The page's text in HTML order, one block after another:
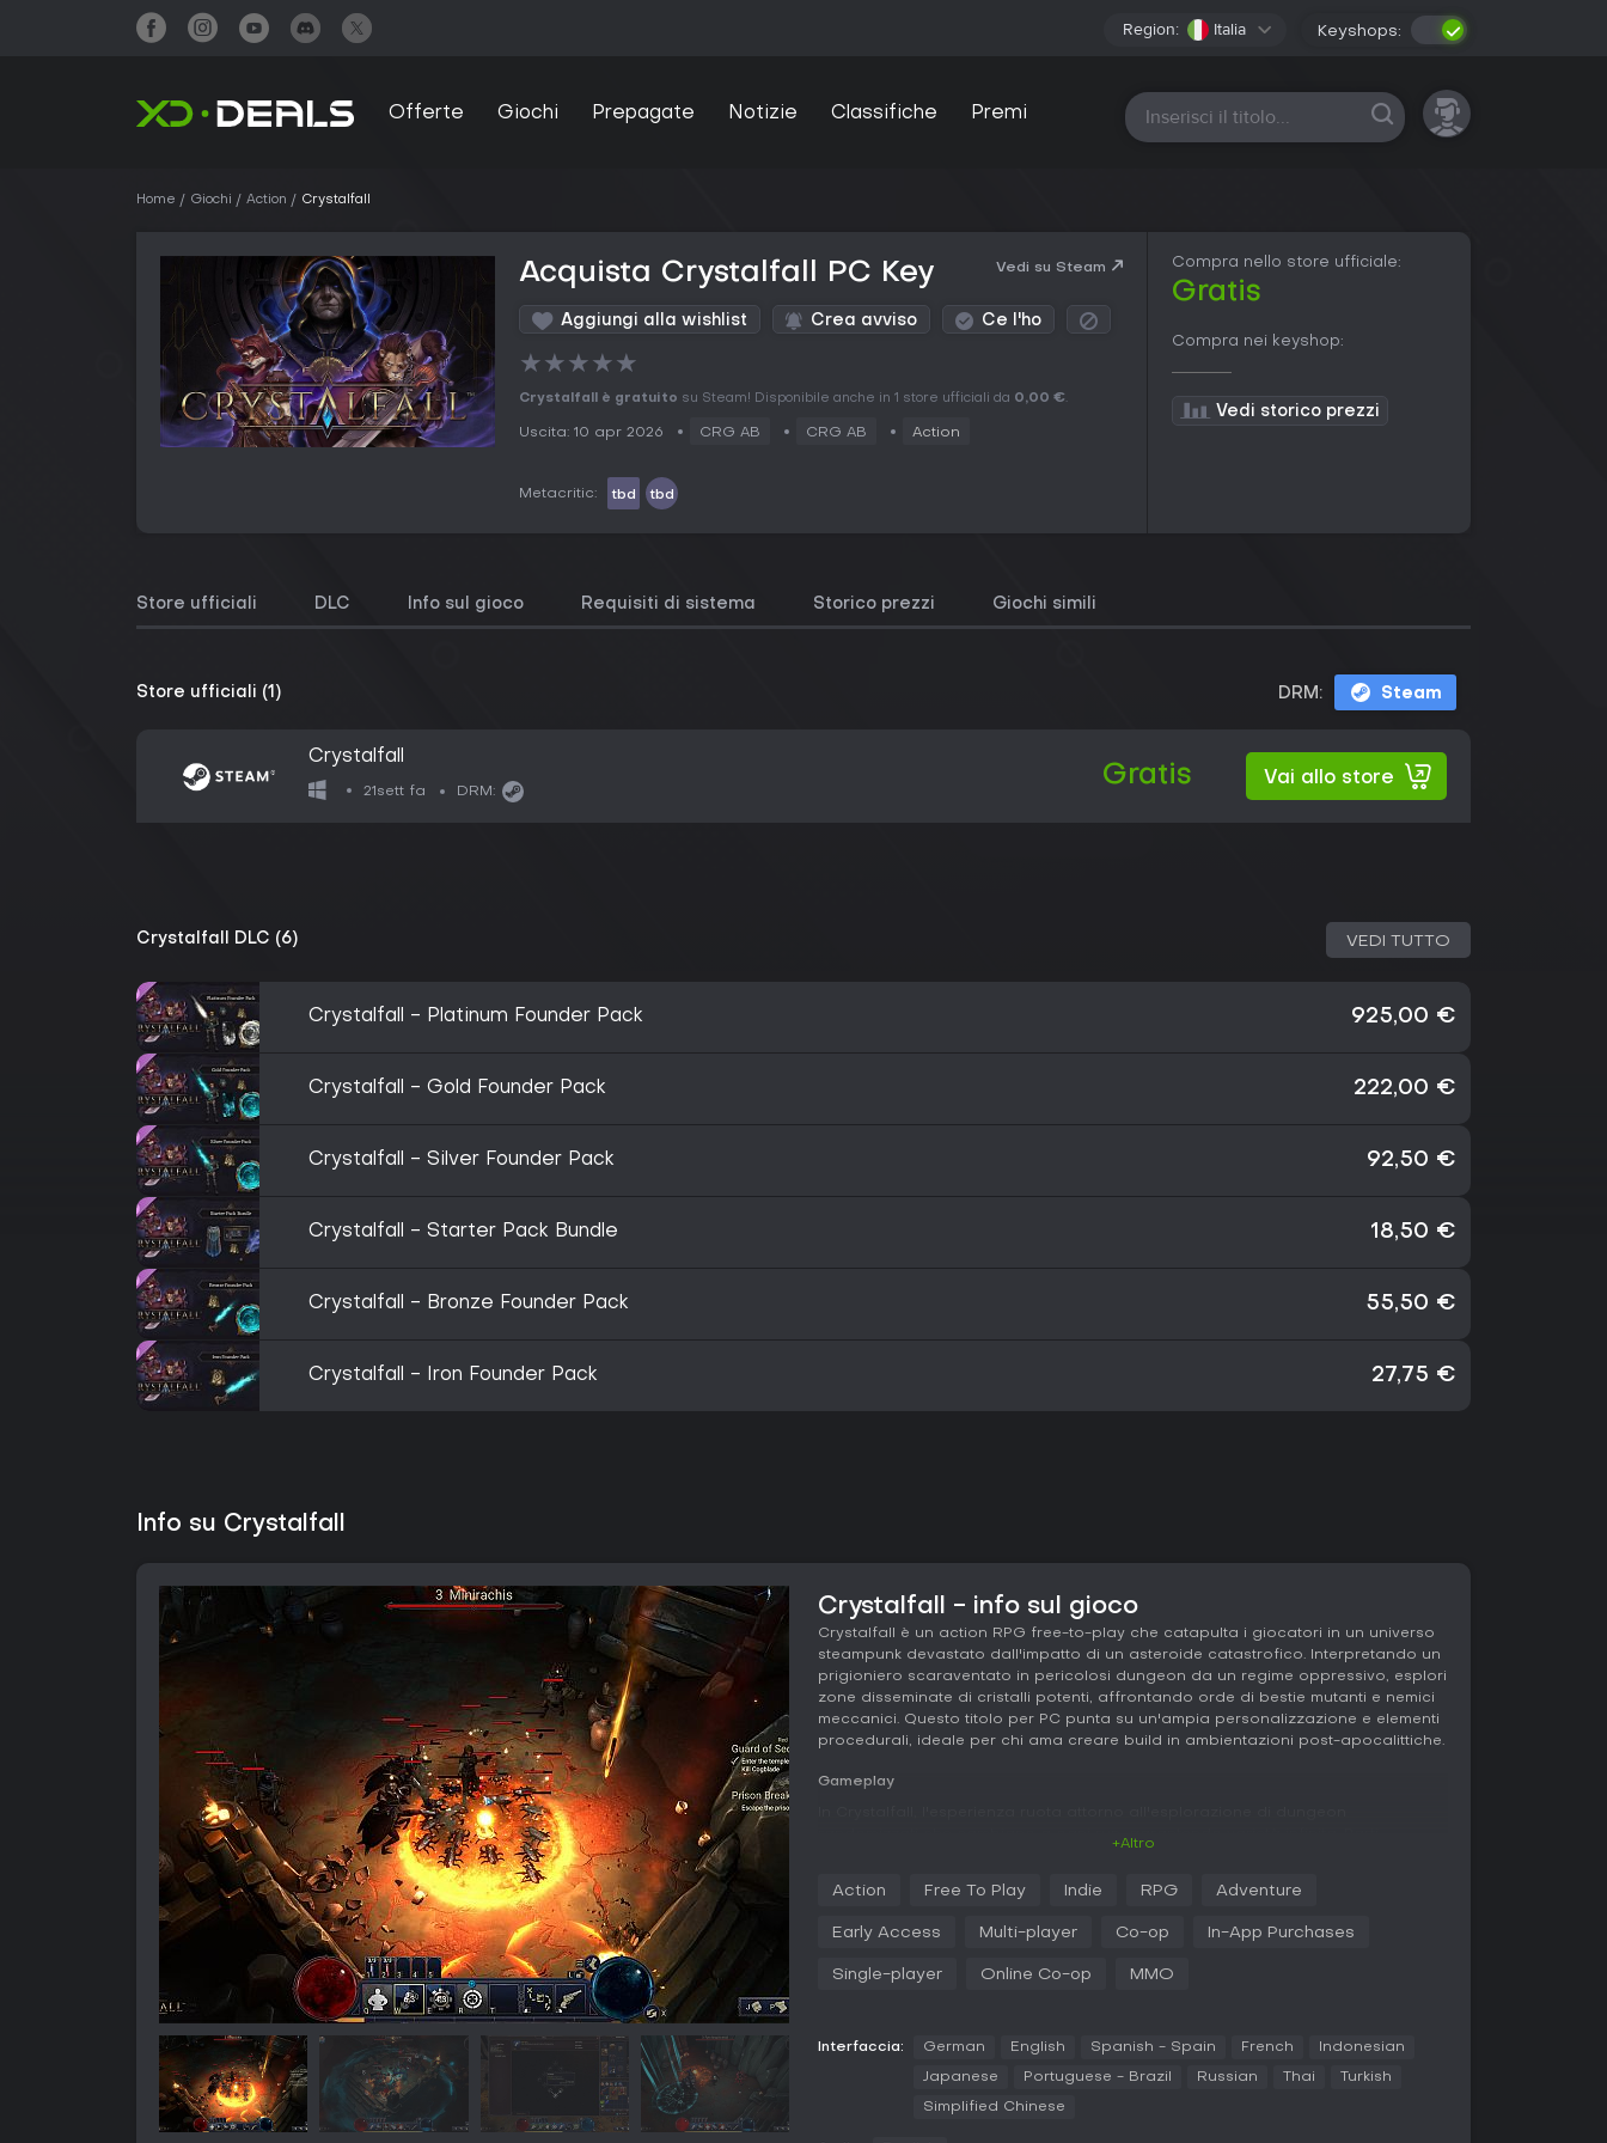
Region: Italia Keyshops:
Offerte Giochi Prepagate Notizie Classifiche Premi Tutte le piattaforme
Home Giochi Action Crystalfall
Acquista Crystalfall PC Key Vedi su Steam
Aggiungi alla wishlist Crea avviso Ce l'ho
★★★★★
Crystalfall è gratuito su Steam! Disponibile anche in 1 store ufficiali da 0,00 €.
Uscita: 10 apr 2026 CRG AB CRG AB Action
Metacritic: tbd tbd
Compra nello store ufficiale:
Gratis
Compra nei keyshop:
Vedi storico prezzi
Store ufficiali DLC Info sul gioco Requisiti di sistema Storico prezzi Giochi simili
Store ufficiali (1) DRM: Steam
Crystalfall
21sett fa DRM:
Gratis Vai allo store
Crystalfall DLC (6) VEDI TUTTO
Crystalfall - Platinum Founder Pack 925,00 €
Crystalfall - Gold Founder Pack 222,00 €
Crystalfall - Silver Founder Pack 92,50 €
Crystalfall - Starter Pack Bundle 18,50 €
Crystalfall - Bronze Founder Pack 55,50 €
Crystalfall - Iron Founder Pack 27,75 €
Info su Crystalfall
Crystalfall - info sul gioco
Crystalfall è un action RPG free-to-play che catapulta i giocatori in un universo
steampunk devastato dall'impatto di un asteroide catastrofico. Interpretando un
prigioniero scaraventato in pericolosi dungeon da un regime oppressivo, esplori
zone disseminate di cristalli potenti, affrontando orde di bestie mutanti e nemici
meccanici. Questo titolo per PC punta su un'ampia personalizzazione e elementi
procedurali, ideale per chi ama creare build in ambientazioni post-apocalittiche.
Gameplay
arcane. Il sistema classless permette di combinarli liberamente, per build uniche
che potenziano abilità e creano sinergie con l'equipaggiamento. Le skill si
inseribili che aggiungono effetti specifici.
La gestione degli oggetti è un altro pilastro, con meccaniche di loot, upgrade,
smantellamento e scambio. Gli item a tema steampunk potenziano attributi e
+Altro
Action Free To Play Indie RPG Adventure
Early Access Multi-player Co-op In-App Purchases
Single-player Online Co-op MMO
Interfaccia: German English Spanish - Spain French Indonesian
Japanese Portuguese - Brazil Russian Thai Turkish
Simplified Chinese